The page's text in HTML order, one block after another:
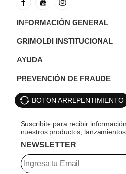
INFORMACIÓN GENERAL
GRIMOLDI INSTITUCIONAL
AYUDA
PREVENCIÓN DE FRAUDE
BOTON ARREPENTIMIENTO
NEWSLETTER